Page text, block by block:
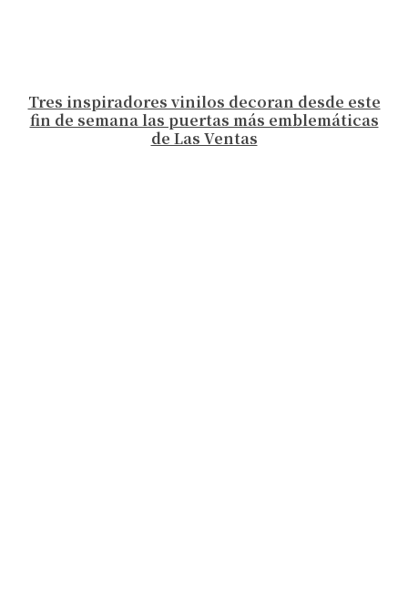
Tres inspiradores vinilos decoran desde este
fin de semana las puertas más emblemáticas
de Las Ventas